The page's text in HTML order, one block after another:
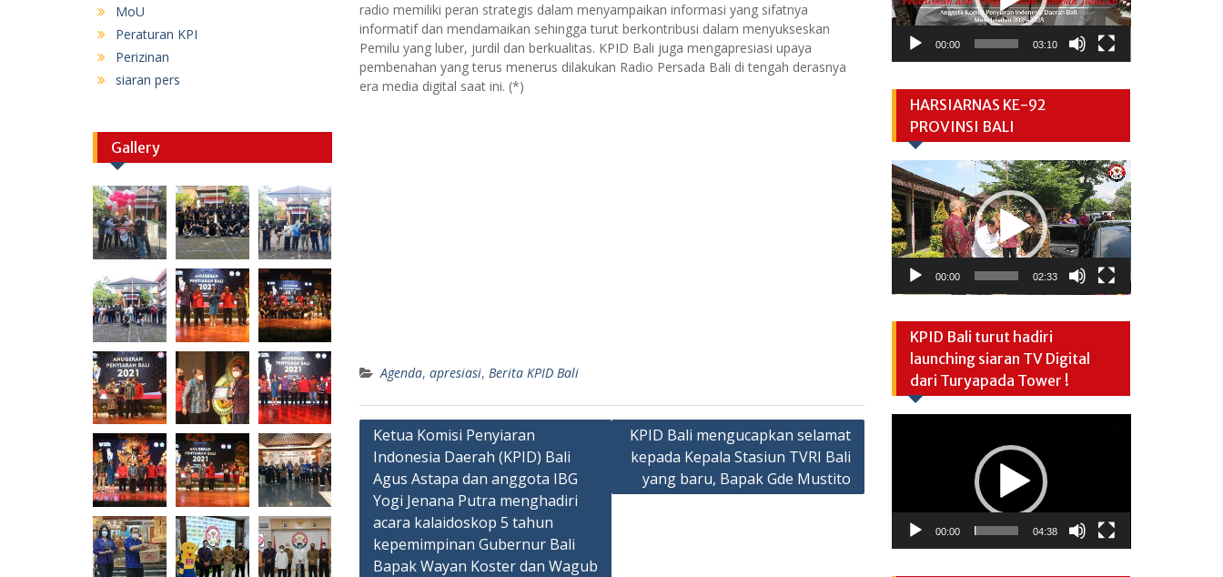
radio memiliki peran strategis dalam menyampaikan informasi yang sifatnya
informatif dan mendamaikan sehingga turut berkontribusi dalam menyukseskan
Pemilu yang luber, jurdil dan berkualitas. KPID Bali juga mengapresiasi upaya
pembenahan yang terus menerus dilakukan Radio Persada Bali di tengah derasnya
era media digital saat ini. (*)
Agenda, apresiasi, Berita KPID Bali
Post
navigation
Ketua Komisi Penyiaran
Indonesia Daerah (KPID) Bali
Agus Astapa dan anggota IBG
Yogi Jenana Putra menghadiri
acara kalaidoskop 5 tahun
kepemimpinan Gubernur Bali
Bapak Wayan Koster dan Wagub
KPID Bali mengucapkan selamat
kepada Kepala Stasiun TVRI Bali
yang baru, Bapak Gde Mustito
MoU
Peraturan KPI
Perizinan
siaran pers
Gallery
00:00 03:10
HARSIARNAS KE-92
PROVINSI BALI
Video
Player
00:00 02:33
KPID Bali turut hadiri
launching siaran TV Digital
dari Turyapada Tower !
00:00 04:38